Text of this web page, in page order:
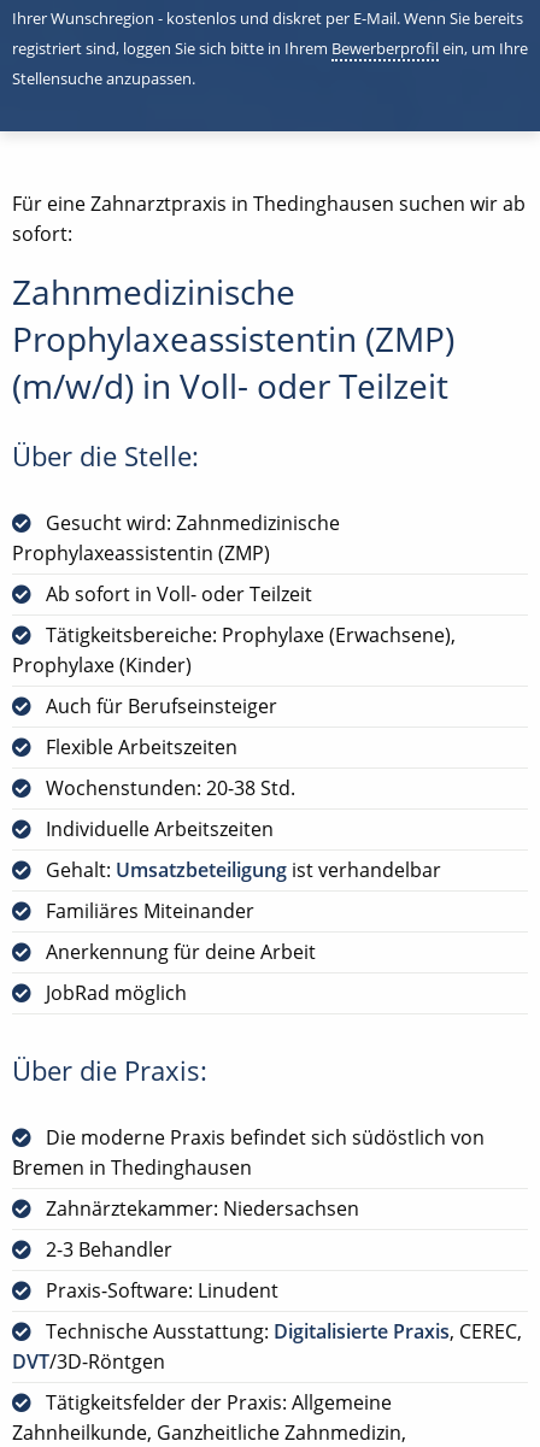
Ihrer Wunschregion - kostenlos und diskret per E-Mail. Wenn Sie bereits
registriert sind, loggen Sie sich bitte in Ihrem Bewerberprofilein, um Ihre
Stellensuche anzupassen.
Für eine Zahnarztpraxis in Thedinghausen suchen wir ab
sofort:
Zahnmedizinische
Prophylaxeassistentin (ZMP)
(m/w/d) in Voll- oder Teilzeit
Über die Stelle:
Gesucht wird: Zahnmedizinische
Prophylaxeassistentin (ZMP)
Ab sofort in Voll- oder Teilzeit
Tätigkeitsbereiche: Prophylaxe (Erwachsene),
Prophylaxe (Kinder)
Auch für Berufseinsteiger
Flexible Arbeitszeiten
Wochenstunden: 20-38 Std.
Individuelle Arbeitszeiten
Gehalt: Umsatzbeteiligung ist verhandelbar
Familiäres Miteinander
Anerkennung für deine Arbeit
JobRad möglich
Über die Praxis:
Die moderne Praxis befindet sich südöstlich von
Bremen in Thedinghausen
Zahnärztekammer: Niedersachsen
2-3 Behandler
Praxis-Software: Linudent
Technische Ausstattung: Digitalisierte Praxis, CEREC,
DVT/3D-Röntgen
Tätigkeitsfelder der Praxis: Allgemeine
Zahnheilkunde, Ganzheitliche Zahnmedizin,